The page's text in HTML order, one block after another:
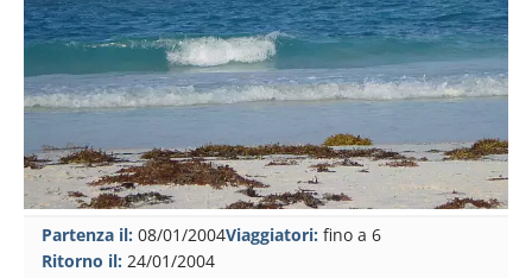
Partenza il: 08/01/2004
Ritorno il: 24/01/2004
Viaggiatori: fino a 6